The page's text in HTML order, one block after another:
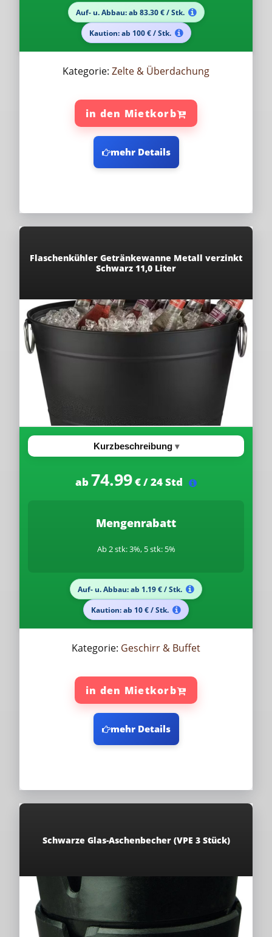
Auf- u. Abbau: ab 83.30 € / Stk.
Kaution: ab 100 € / Stk.
Kategorie: Zelte & Überdachung
in den Mietkorb
mehr Details
Flaschenkühler Getränkewanne Metall verzinkt
Schwarz 11,0 Liter
Kurzbeschreibung
ab74.99€ / 24 Std
Mengenrabatt
Ab 2 stk: 3%, 5 stk: 5%
Auf- u. Abbau: ab 1.19 € / Stk.
Kaution: ab 10 € / Stk.
Kategorie: Geschirr & Buffet
in den Mietkorb
mehr Details
Schwarze Glas-Aschenbecher (VPE 3 Stück)